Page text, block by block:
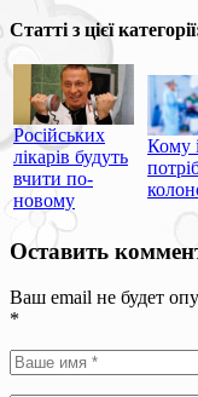
Статті з цієї
Російських
лікарів будуть
вчити по-
новому
Кому
Оставить
Ваш email не будет
*